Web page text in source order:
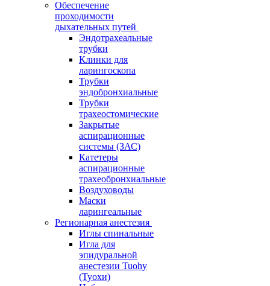
Обеспечение
проходимости
дыхательных путей
Эндотрахеальные
трубки
Клинки для
ларингоскопа
Трубки
эндобронхиальные
Трубки
трахеостомические
Закрытые
аспирационные
системы (ЗАС)
Катетеры
аспирационные
трахеобронхиальные
Воздуховоды
Маски
ларингеальные
Регионарная анестезия
Иглы спинальные
Игла для
эпидуральной
анестезии Tuohy
(Туохи)